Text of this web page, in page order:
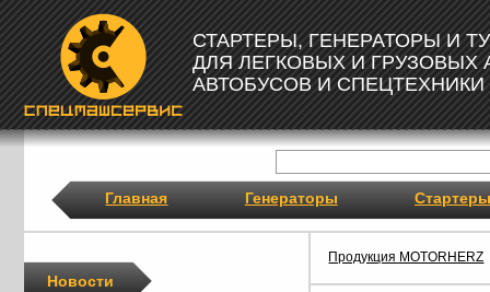
СТАРТЕРЫ, ГЕНЕРАТОРЫ И
ДЛЯ ЛЕГКОВЫХ И ГРУЗОВЫХ
АВТОБУСОВ И СПЕЦТЕХНИКИ
Главная Генераторы Стартеры
Продукция MOTORHERZ
Новости